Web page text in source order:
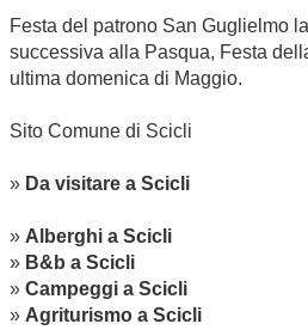
Festa del patrono San Guglielmo
successiva alla Pasqua, Festa
ultima domenica di Maggio.
Sito Comune di Scicli
» Da visitare a Scicli
» Alberghi a Scicli
» B&b a Scicli
» Campeggi a Scicli
» Agriturismo a Scicli